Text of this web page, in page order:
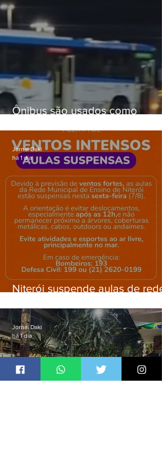
Ônibus são usados como
Gardênia Azul
Niterói suspende aulas de rede
ventos fortes nesta sexta (7)
Jornal Daki
há 1 dia
Jornal Daki
há 1 dia